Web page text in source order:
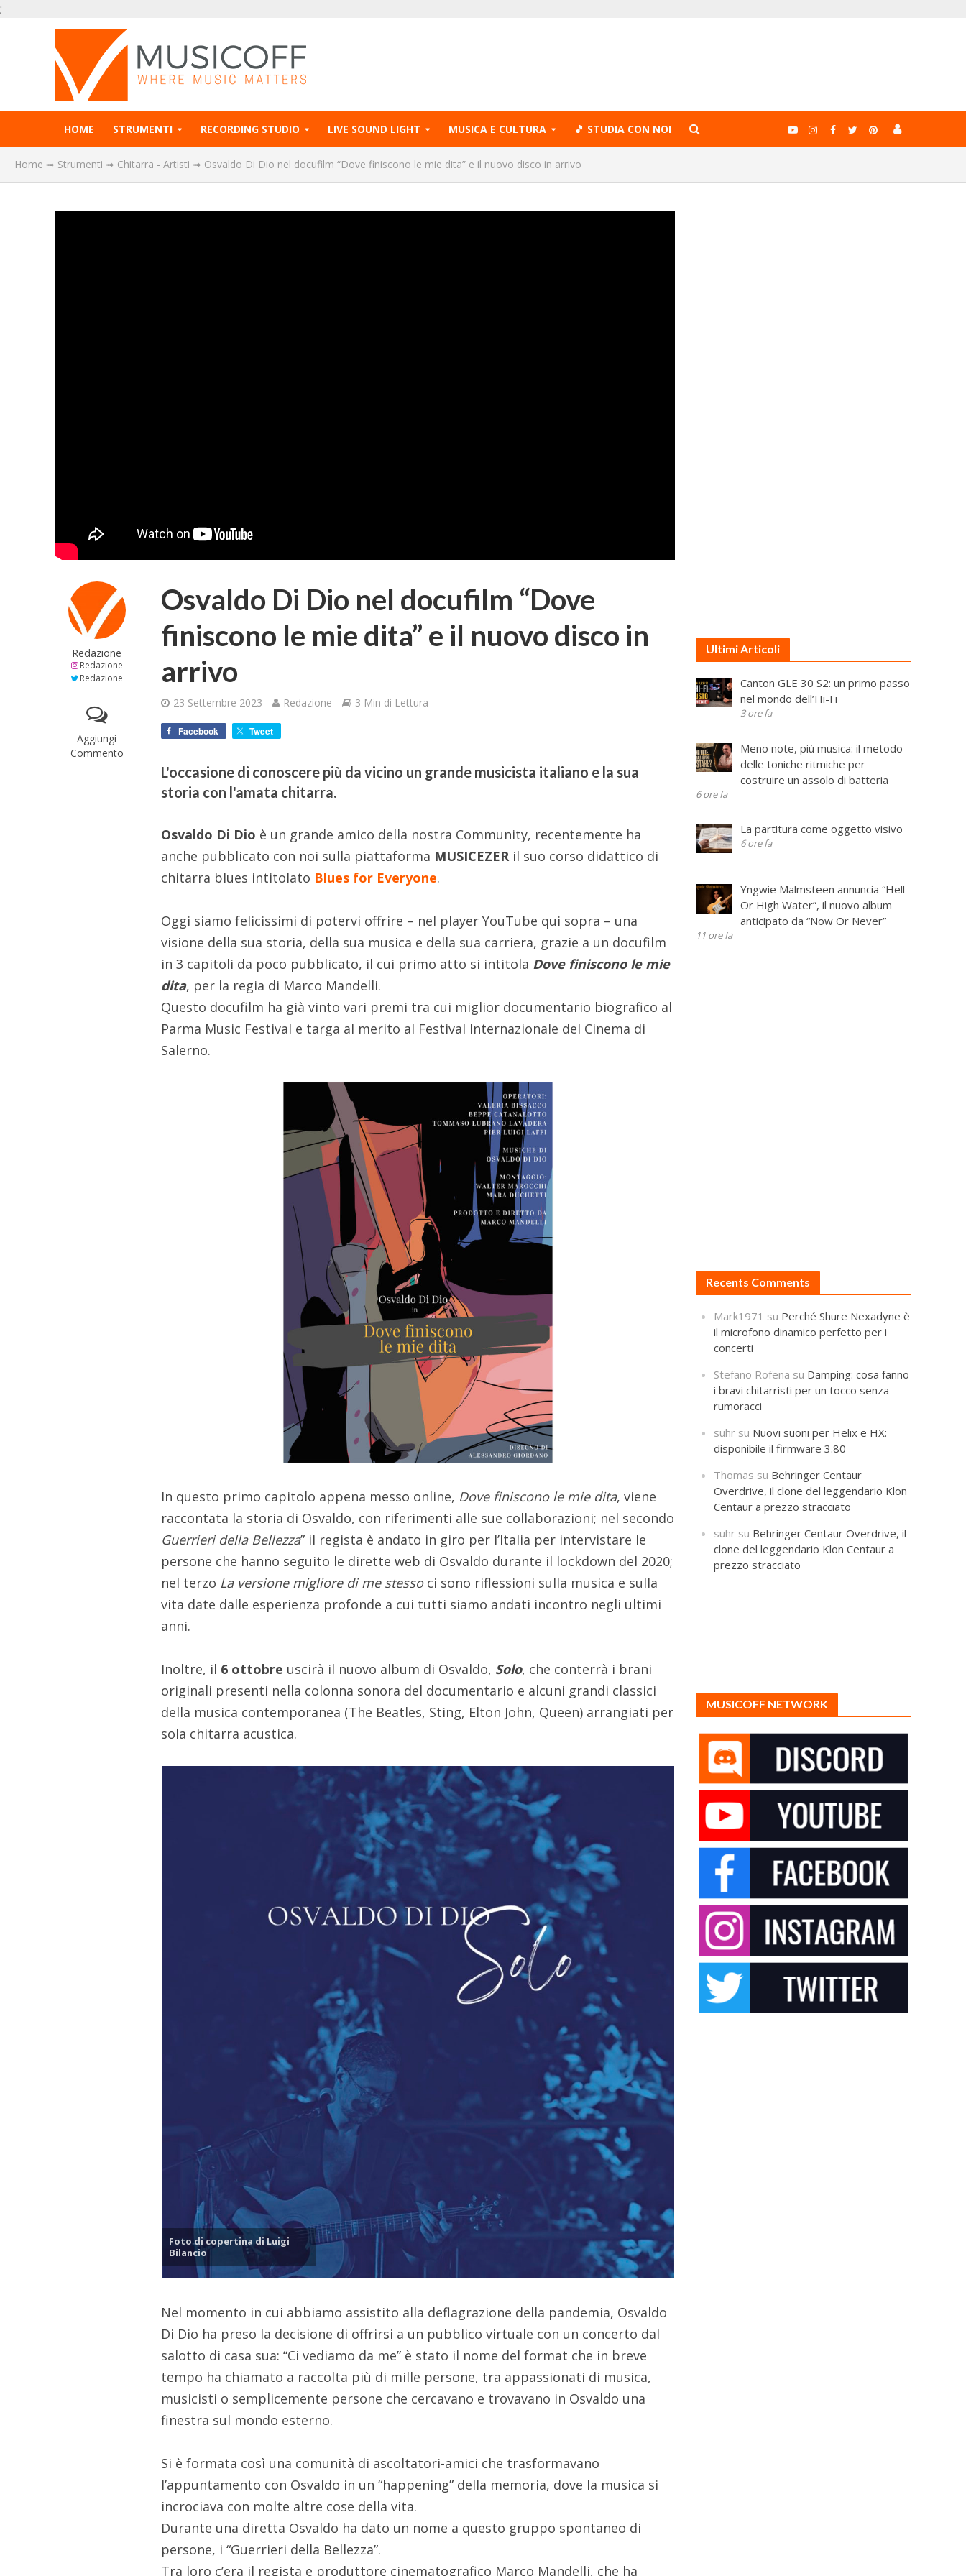
;
HOME STRUMENTI RECORDING STUDIO LIVE SOUND LIGHT MUSICA E CULTURA 🎵 STUDIA CON NOI
Home ➟ Strumenti ➟ Chitarra - Artisti ➟ Osvaldo Di Dio nel docufilm “Dove finiscono le mie dita” e il nuovo disco in arrivo
Redazione
Redazione
Redazione
Aggiungi
Commento
Osvaldo Di Dio nel docufilm “Dove
finiscono le mie dita” e il nuovo disco in
arrivo
23 Settembre 2023 Redazione 3 Min di Lettura
Facebook Tweet
L'occasione di conoscere più da vicino un grande musicista italiano e la sua
storia con l'amata chitarra.
Osvaldo Di Dio è un grande amico della nostra Community, recentemente ha
anche pubblicato con noi sulla piattaforma MUSICEZER il suo corso didattico di
chitarra blues intitolato Blues for Everyone.
Oggi siamo felicissimi di potervi offrire – nel player YouTube qui sopra – una
visione della sua storia, della sua musica e della sua carriera, grazie a un docufilm
in 3 capitoli da poco pubblicato, il cui primo atto si intitola Dove finiscono le mie
dita, per la regia di Marco Mandelli.
Questo docufilm ha già vinto vari premi tra cui miglior documentario biografico al
Parma Music Festival e targa al merito al Festival Internazionale del Cinema di
Salerno.
In questo primo capitolo appena messo online, Dove finiscono le mie dita, viene
raccontata la storia di Osvaldo, con riferimenti alle sue collaborazioni; nel secondo
Guerrieri della Bellezza” il regista è andato in giro per l’Italia per intervistare le
persone che hanno seguito le dirette web di Osvaldo durante il lockdown del 2020;
nel terzo La versione migliore di me stessoci sono riflessioni sulla musica e sulla
vita date dalle esperienza profonde a cui tutti siamo andati incontro negli ultimi
anni.
Inoltre, il 6 ottobre uscirà il nuovo album di Osvaldo, Solo, che conterrà i brani
originali presenti nella colonna sonora del documentario e alcuni grandi classici
della musica contemporanea (The Beatles, Sting, Elton John, Queen) arrangiati per
sola chitarra acustica.
Foto di copertina di Luigi
Bilancio
Nel momento in cui abbiamo assistito alla deflagrazione della pandemia, Osvaldo
Di Dio ha preso la decisione di offrirsi a un pubblico virtuale con un concerto dal
salotto di casa sua: “Ci vediamo da me” è stato il nome del format che in breve
tempo ha chiamato a raccolta più di mille persone, tra appassionati di musica,
musicisti o semplicemente persone che cercavano e trovavano in Osvaldo una
finestra sul mondo esterno.
Si è formata così una comunità di ascoltatori-amici che trasformavano
l’appuntamento con Osvaldo in un “happening” della memoria, dove la musica si
incrociava con molte altre cose della vita.
Durante una diretta Osvaldo ha dato un nome a questo gruppo spontaneo di
persone, i “Guerrieri della Bellezza”.
Tra loro c’era il regista e produttore cinematografico Marco Mandelli, che ha
Ultimi Articoli
Canton GLE 30 S2: un primo passo
nel mondo dell’Hi-Fi
3 ore fa
Meno note, più musica: il metodo
delle toniche ritmiche per
costruire un assolo di batteria
6 ore fa
La partitura come oggetto visivo
6 ore fa
Yngwie Malmsteen annuncia “Hell
Or High Water”, il nuovo album
anticipato da “Now Or Never”
11 ore fa
Recents Comments
Mark1971 su Perché Shure Nexadyne è
il microfono dinamico perfetto per i
concerti
Stefano Rofena su Damping: cosa fanno
i bravi chitarristi per un tocco senza
rumoracci
suhr su Nuovi suoni per Helix e HX:
disponibile il firmware 3.80
Thomas su Behringer Centaur
Overdrive, il clone del leggendario Klon
Centaur a prezzo stracciato
suhr su Behringer Centaur Overdrive, il
clone del leggendario Klon Centaur a
prezzo stracciato
MUSICOFF NETWORK